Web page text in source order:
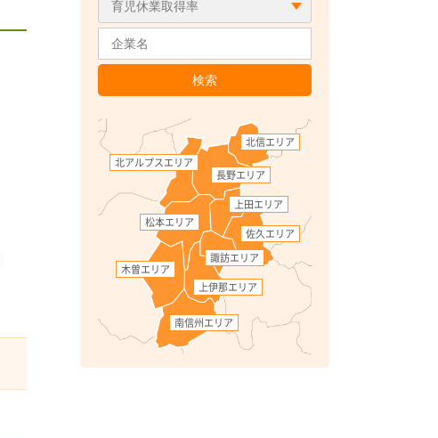
北信エリア
長野エリア
上田エリア
佐久エリア
北アルプスエリア
松本エリア
木曽エリア
諏訪エリア
上伊那エリア
南信州エリア